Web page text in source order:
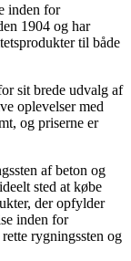
inden for
1904 og har
til både
sit brede udvalg af
oplevelser med
og priserne er
af beton og
sted at købe
der opfylder
inden for
rygningssten og